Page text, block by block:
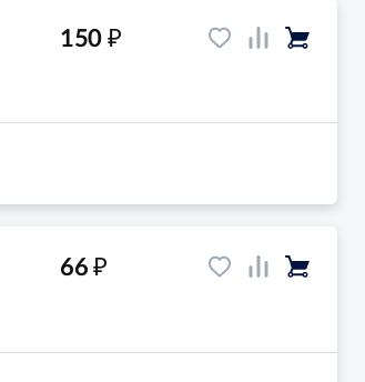
150 ₽
66₽